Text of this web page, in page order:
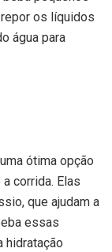
os líquidos
água para
ótima opção
corrida. Elas
que ajudam a
essas
hidratação